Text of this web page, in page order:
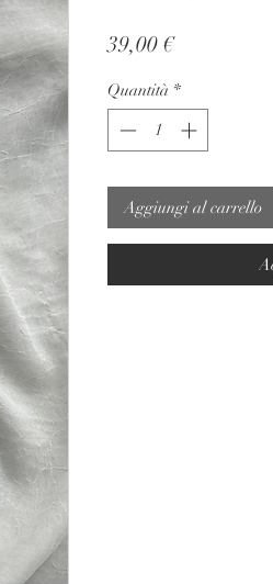
39,00 €Prezzo
Quantità *
Aggiungi al carrello